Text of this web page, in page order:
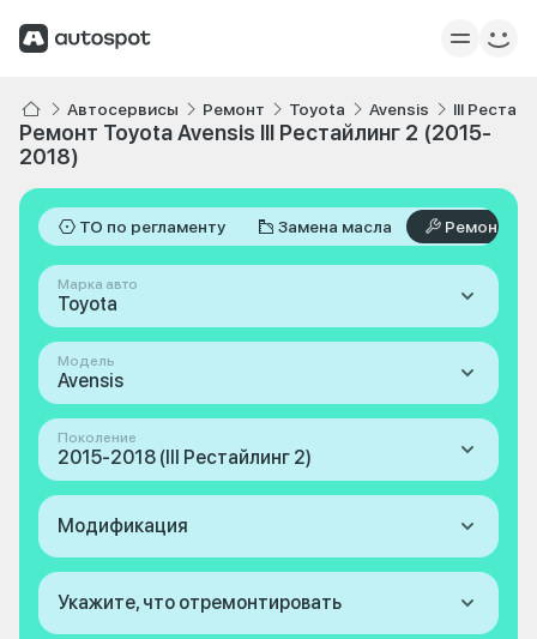
Автосервисы Ремонт Toyota Avensis III
Ремонт Toyota Avensis III Рестайлинг 2 (2015-
2018)
ТО по регламенту Замена масла Ремонт
Марка авто
Toyota
Модель
Avensis
Поколение
2015-2018 (III Рестайлинг 2)
Модификация
Укажите, что отремонтировать